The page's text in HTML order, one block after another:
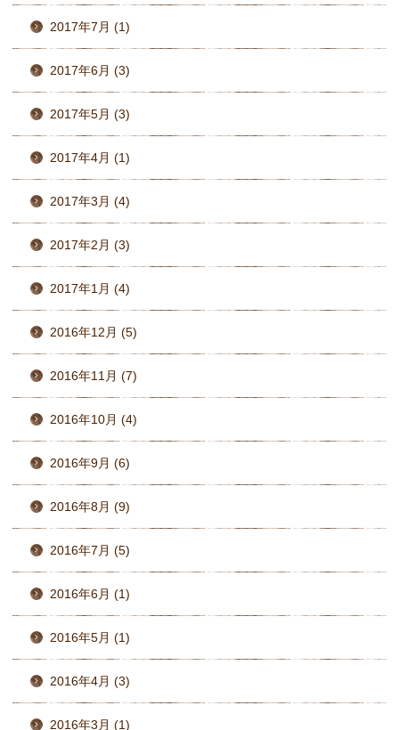
2017年7月 (1)
2017年6月 (3)
2017年5月 (3)
2017年4月 (1)
2017年3月 (4)
2017年2月 (3)
2017年1月 (4)
2016年12月 (5)
2016年11月 (7)
2016年10月 (4)
2016年9月 (6)
2016年8月 (9)
2016年7月 (5)
2016年6月 (1)
2016年5月 (1)
2016年4月 (3)
2016年3月 (1)